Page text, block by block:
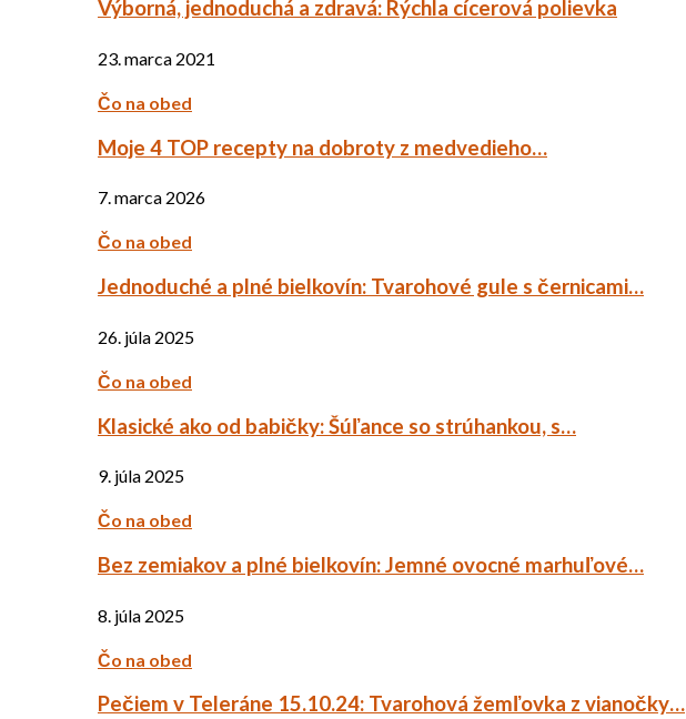
Výborná, jednoduchá a zdravá: Rýchla cícerová polievka
23. marca 2021
Čo na obed
Moje 4 TOP recepty na dobroty z medvedieho…
7. marca 2026
Čo na obed
Jednoduché a plné bielkovín: Tvarohové gule s černicami…
26. júla 2025
Čo na obed
Klasické ako od babičky: Šúľance so strúhankou, s…
9. júla 2025
Čo na obed
Bez zemiakov a plné bielkovín: Jemné ovocné marhuľové…
8. júla 2025
Čo na obed
Pečiem v Teleráne 15.10.24: Tvarohová žemľovka z vianočky…